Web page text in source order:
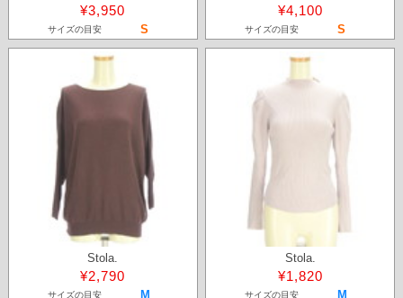
¥3,950
サイズの目安 S
¥4,100
サイズの目安 S
Stola.
¥2,790
サイズの目安 M
Stola.
¥1,820
サイズの目安 M